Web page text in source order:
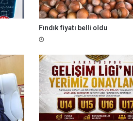
Fındık fiyatı belli oldu